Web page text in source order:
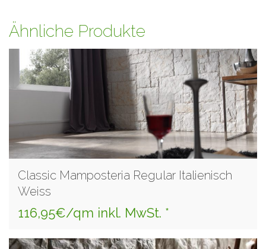
Ähnliche Produkte
Classic Mamposteria Regular Italienisch
Weiss
116,95€/qm inkl. MwSt. *